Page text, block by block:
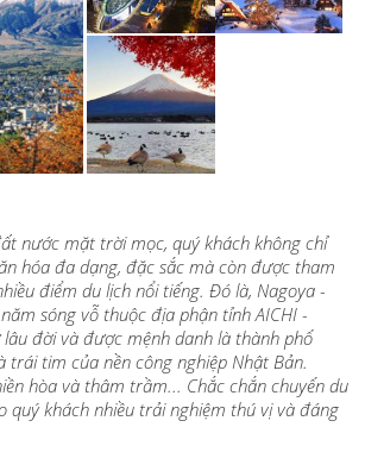
nước mặt trời mọc, quý khách không chỉ
hóa đa dạng, đặc sắc mà còn được tham
điểm du lịch nổi tiếng. Đó là, Nagoya -
sóng vỗ thuộc địa phận tỉnh AICHI -
đời và được mệnh danh là thành phố
trái tim của nền công nghiệp Nhật Bản.
hòa và thâm trầm... Chắc chắn chuyến du
quý khách nhiều trải nghiệm thú vị và đáng